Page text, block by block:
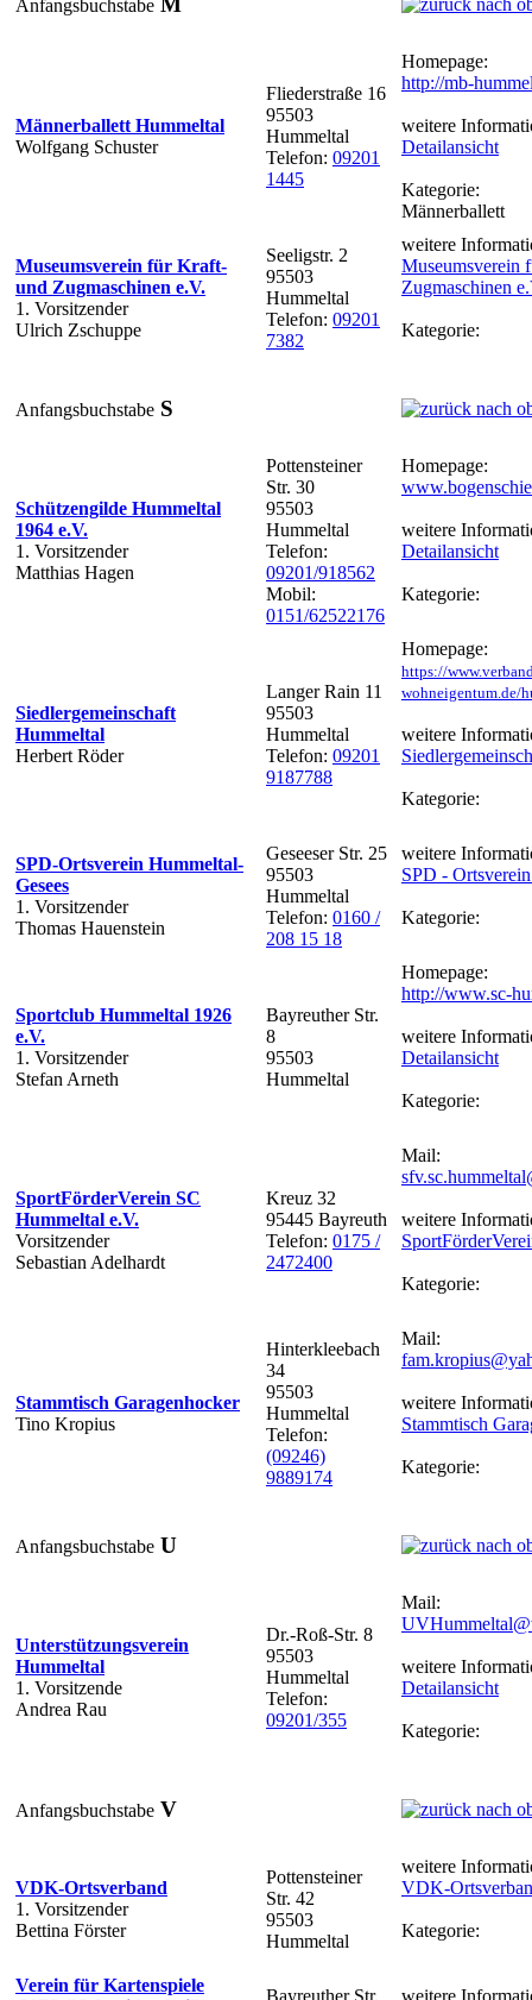
Anfangsbuchstabe
Männerballett Hummeltal
Wolfgang Schuster
Fliederstraße 16
95503
Hummeltal
Telefon: 09201
1445
Homepage:
http://mb-
weitere
Detailansicht
Kategorie:
Männerballett
Museumsverein für Kraft-
und Zugmaschinen e.V.
1. Vorsitzender
Ulrich Zschuppe
Seeligstr. 2
95503
Hummeltal
Telefon: 09201
7382
weitere
Museumsverein
Zugmaschinen
Kategorie:
Anfangsbuchstabe S
Schützengilde Hummeltal
1964 e.V.
1. Vorsitzender
Matthias Hagen
Pottensteiner
Str. 30
95503
Hummeltal
Telefon:
09201/918562
Mobil:
0151/62522176
Homepage:
weitere
Detailansicht
Kategorie:
Siedlergemeinschaft
Hummeltal
Herbert Röder
Langer Rain 11
95503
Hummeltal
Telefon: 09201
9187788
Homepage:
https://
wohneigentum.de/
weitere
Kategorie:
SPD-Ortsverein Hummeltal-
Gesees
1. Vorsitzender
Thomas Hauenstein
Geseeser Str. 25
95503
Hummeltal
Telefon: 0160 /
208 15 18
weitere
SPD -
Kategorie:
Sportclub Hummeltal 1926
e.V.
1. Vorsitzender
Stefan Arneth
Bayreuther Str.
8
95503
Hummeltal
Homepage:
http://www.sc-
weitere
Detailansicht
Kategorie:
SportFörderVerein SC
Hummeltal e.V.
Vorsitzender
Sebastian Adelhardt
Kreuz 32
95445 Bayreuth
Telefon: 0175 /
2472400
Mail:
weitere
Kategorie:
Stammtisch Garagenhocker
Tino Kropius
Hinterkleebach
34
95503
Hummeltal
Telefon:
(09246)
9889174
Mail:
weitere
Stammtisch
Kategorie:
Anfangsbuchstabe U
Unterstützungsverein
Hummeltal
1. Vorsitzende
Andrea Rau
Dr.-Roß-Str. 8
95503
Hummeltal
Telefon:
09201/355
Mail:
weitere
Detailansicht
Kategorie:
Anfangsbuchstabe V
VDK-Ortsverband
1. Vorsitzender
Bettina Förster
Pottensteiner
Str. 42
95503
Hummeltal
weitere
VDK-
Kategorie:
Verein für Kartenspiele
Bayreuther Str.
weitere